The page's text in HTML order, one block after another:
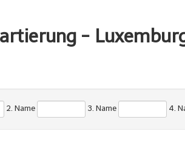
-
2. Name 3. Name 4.